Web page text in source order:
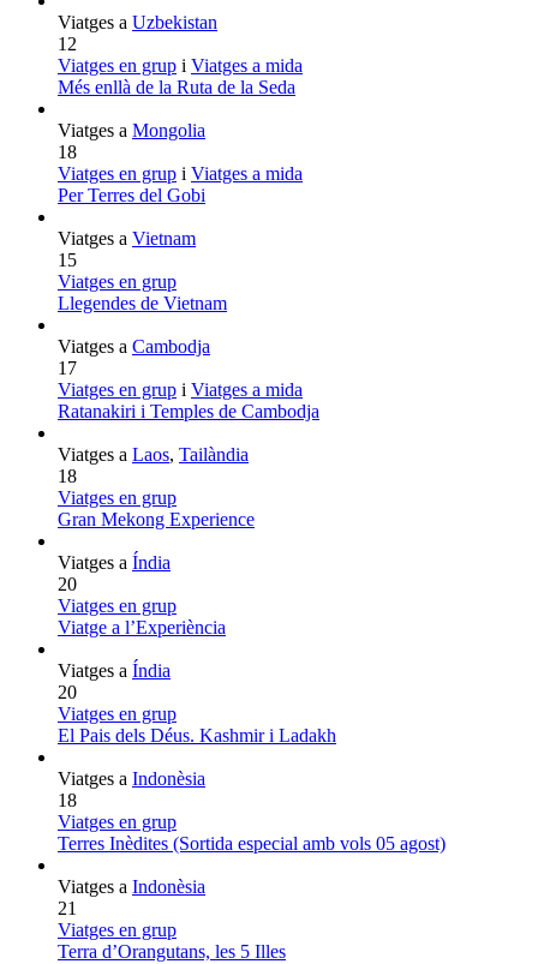
Viatges a Uzbekistan
12
Viatges en grup i Viatges a mida
Més enllà de la Ruta de la Seda
Viatges a Mongolia
18
Viatges en grup i Viatges a mida
Per Terres del Gobi
Viatges a Vietnam
15
Viatges en grup
Llegendes de Vietnam
Viatges a Cambodja
17
Viatges en grup i Viatges a mida
Ratanakiri i Temples de Cambodja
Viatges a Laos, Tailàndia
18
Viatges en grup
Gran Mekong Experience
Viatges a Índia
20
Viatges en grup
Viatge a l’Experiència
Viatges a Índia
20
Viatges en grup
El Pais dels Déus. Kashmir i Ladakh
Viatges a Indonèsia
18
Viatges en grup
Terres Inèdites (Sortida especial amb vols 05 agost)
Viatges a Indonèsia
21
Viatges en grup
Terra d’Orangutans, les 5 Illes